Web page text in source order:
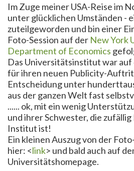
Im Zuge meiner USA-Reise im
unter glücklichen Umständen -
zuteilgeworden und bin einer
Foto-Session auf der New York
Department of Economics
Das Universitätsinstitut war auf
für ihren neuen Publicity-
Entscheidung unter
aus der ganzen Welt fast
...... ok, mit ein wenig
und ihrer Schwester, die
Institut ist!
Ein kleinen Auszug von der
hier: <link> und bald auch auf
Universitätshomepage.